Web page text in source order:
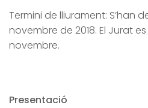
Termini de lliurament: S’han
novembre de 2018. El Jurat
novembre.
Presentació